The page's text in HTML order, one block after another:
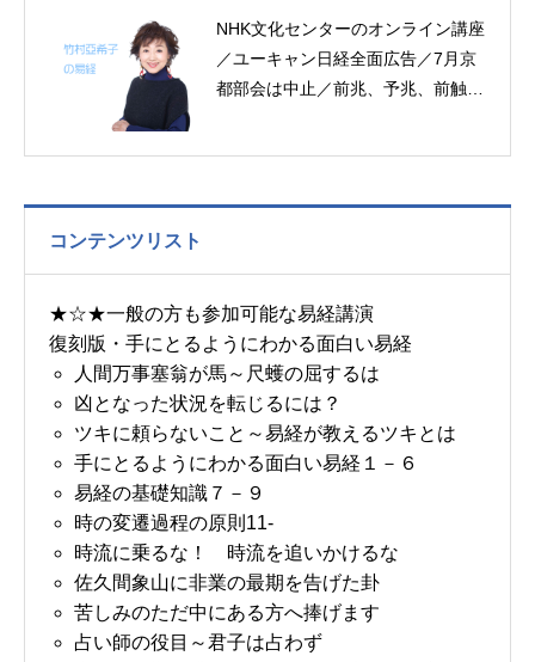
NHK文化センターのオンライン講座
／ユーキャン日経全面広告／7月京
都部会は中止／前兆、予兆、前触れ
4日分の易経一日一言
コンテンツリスト
★☆★一般の方も参加可能な易経講演
復刻版・手にとるようにわかる面白い易経
人間万事塞翁が馬～尺蠖の屈するは
凶となった状況を転じるには？
ツキに頼らないこと～易経が教えるツキとは
手にとるようにわかる面白い易経１－６
易経の基礎知識７－９
時の変遷過程の原則11-
時流に乗るな！ 時流を追いかけるな
佐久間象山に非業の最期を告げた卦
苦しみのただ中にある方へ捧げます
占い師の役目～君子は占わず